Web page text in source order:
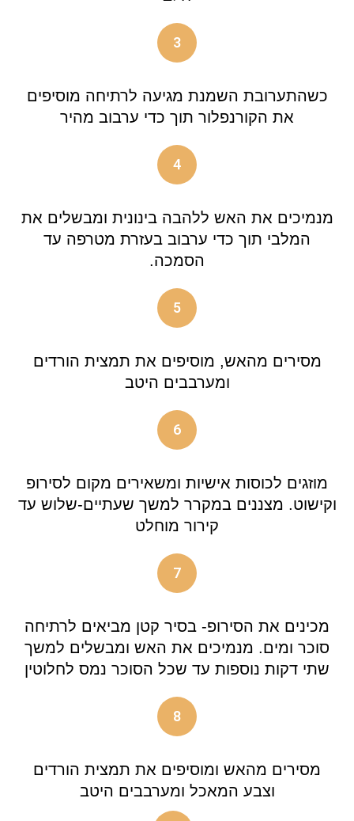
3
כשהתערובת השמנת מגיעה לרתיחה מוסיפים
את הקורנפלור תוך כדי ערבוב מהיר
4
מנמיכים את האש ללהבה בינונית ומבשלים את
המלבי תוך כדי ערבוב בעזרת מטרפה עד
הסמכה.
5
מסירים מהאש, מוסיפים את תמצית הורדים
ומערבבים היטב
6
מוזגים לכוסות אישיות ומשאירים מקום לסירופ
וקישוט. מצננים במקרר למשך שעתיים-שלוש עד
קירור מוחלט
7
מכינים את הסירופ- בסיר קטן מביאים לרתיחה
סוכר ומים. מנמיכים את האש ומבשלים למשך
שתי דקות נוספות עד שכל הסוכר נמס לחלוטין
8
מסירים מהאש ומוסיפים את תמצית הורדים
וצבע המאכל ומערבבים היטב